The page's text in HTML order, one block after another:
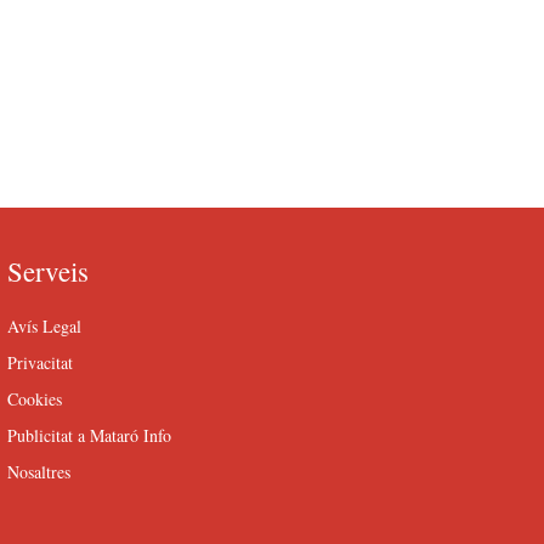
Serveis
Avís Legal
Privacitat
Cookies
Publicitat a Mataró Info
Nosaltres